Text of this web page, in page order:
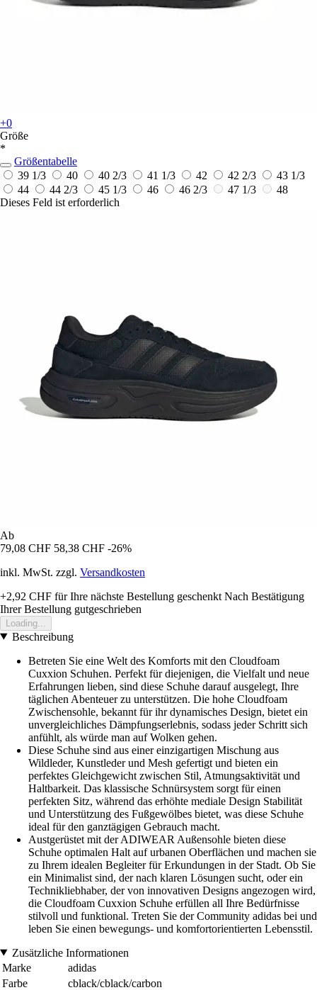
+0
Größe
*
Größentabelle
39 1/3
40 40 2/3 41 1/3 42 42 2/3
43 1/3
44
44 2/3 45 1/3 46 46 2/3 47 1/3
48
Dieses Feld ist erforderlich
Ab
79,08 CHF 58,38 CHF -26%
inkl. MwSt. zzgl. Versandkosten
+2,92 CHF für Ihre nächste Bestellung geschenkt Nach Bestätigung
Ihrer Bestellung gutgeschrieben
Loading...
Beschreibung
Betreten Sie eine Welt des Komforts mit den Cloudfoam
Cuxxion Schuhen. Perfekt für diejenigen, die Vielfalt und neue
Erfahrungen lieben, sind diese Schuhe darauf ausgelegt, Ihre
täglichen Abenteuer zu unterstützen. Die hohe Cloudfoam
Zwischensohle, bekannt für ihr dynamisches Design, bietet ein
unvergleichliches Dämpfungserlebnis, sodass jeder Schritt sich
anfühlt, als würde man auf Wolken gehen.
Diese Schuhe sind aus einer einzigartigen Mischung aus
Wildleder, Kunstleder und Mesh gefertigt und bieten ein
perfektes Gleichgewicht zwischen Stil, Atmungsaktivität und
Haltbarkeit. Das klassische Schnürsystem sorgt für einen
perfekten Sitz, während das erhöhte mediale Design Stabilität
und Unterstützung des Fußgewölbes bietet, was diese Schuhe
ideal für den ganztägigen Gebrauch macht.
Austgerüstet mit der ADIWEAR Außensohle bieten diese
Schuhe optimalen Halt auf urbanen Oberflächen und machen sie
zu Ihrem idealen Begleiter für Erkundungen in der Stadt. Ob Sie
ein Minimalist sind, der nach klaren Lösungen sucht, oder ein
Technikliebhaber, der von innovativen Designs angezogen wird,
die Cloudfoam Cuxxion Schuhe erfüllen all Ihre Bedürfnisse
stilvoll und funktional. Treten Sie der Community adidas bei und
leben Sie einen bewegungs- und komfortorientierten Lebensstil.
Zusätzliche Informationen
Marke
adidas
Farbe
cblack/cblack/carbon